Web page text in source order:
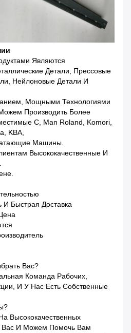
Являются
Детали, Прессовые
Нейлоновые Детали И
Мощными Технологиями
Производить Более
С, Man Roland, Komori,
KBA,
Машины.
Высококачественные И
И Быстрая Доставка
Вас?
Команда Рабочих,
И У Нас Есть Собственные
Высококачественных
Вас И Можем Помочь Вам